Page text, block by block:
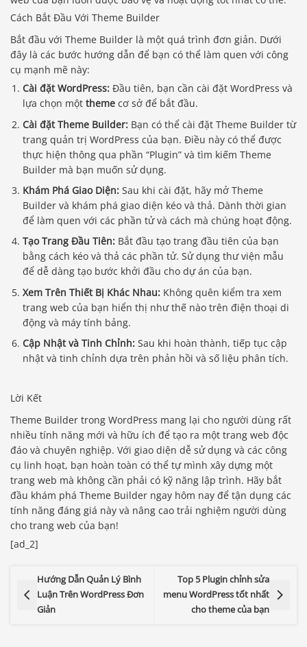
Cách Bắt Đầu Với Theme Builder
Bắt đầu với Theme Builder là một quá trình đơn giản. Dưới
đây là các bước hướng dẫn để bạn có thể làm quen với công
cụ mạnh mẽ này:
Cài đặt WordPress: Đầu tiên, bạn cần cài đặt WordPress và
lựa chọn mộttheme cơ sở để bắt đầu.
Cài đặt Theme Builder: Bạn có thể cài đặt Theme Builder từ
trang quản trị WordPress của bạn. Điều này có thể được
thực hiện thông qua phần “Plugin” và tìm kiếm Theme
Builder mà bạn muốn sử dụng.
Khám Phá Giao Diện: Sau khi cài đặt, hãy mở Theme
Builder và khám phá giao diện kéo và thả. Dành thời gian
để làm quen với các phần tử và cách mà chúng hoạt động.
Tạo Trang Đầu Tiên: Bắt đầu tạo trang đầu tiên của bạn
bằng cách kéo và thả các phần tử. Sử dụng thư viện mẫu
để dễ dàng tạo bước khởi đầu cho dự án của bạn.
Xem Trên Thiết Bị Khác Nhau: Không quên kiểm tra xem
trang web của bạn hiển thị như thế nào trên điện thoại di
động và máy tính bảng.
Cập Nhật và Tinh Chỉnh: Sau khi hoàn thành, tiếp tục cập
nhật và tinh chỉnh dựa trên phản hồi và số liệu phân tích.
Lời Kết
Theme Builder trong WordPress mang lại cho người dùng rất
nhiều tính năng mới và hữu ích để tạo ra một trang web độc
đáo và chuyên nghiệp. Với giao diện dễ sử dụng và các công
cụ linh hoạt, bạn hoàn toàn có thể tự mình xây dựng một
trang web mà không cần phải có kỹ năng lập trình. Hãy bắt
đầu khám phá Theme Builder ngay hôm nay để tận dụng các
tính năng đáng giá này và nâng cao trải nghiệm người dùng
cho trang web của bạn!
[ad_2]
Hướng Dẫn Quản Lý Bình
Luận Trên WordPress Đơn
Giản
Top 5 Plugin chỉnh sửa
menu WordPress tốt nhất
cho theme của bạn